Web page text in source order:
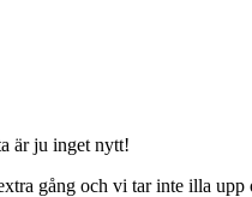
är ju inget nytt!
gång och vi tar inte illa upp